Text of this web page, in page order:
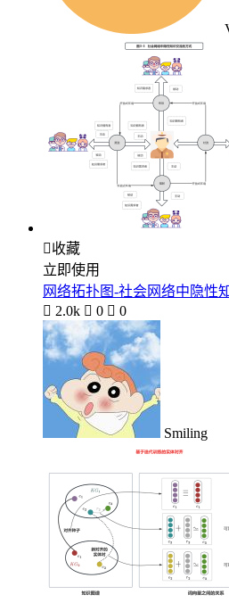
收藏
立即使用
网络拓扑图-社会网络中隐性
 2.0k  0  0
Smiling